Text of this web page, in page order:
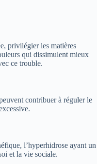
privilégier les matières
qui dissimulent mieux
ce trouble.
contribuer à réguler le
l’hyperhidrose ayant un
et la vie sociale.